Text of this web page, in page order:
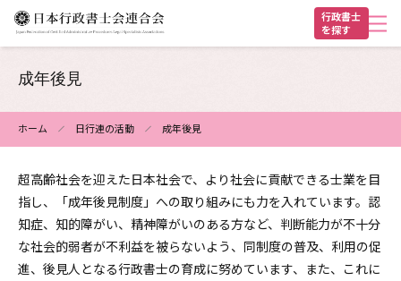
ン
行政書士
を探す
ヘ
ッ
ダ
成年後見
ン
く
ず
ホーム 日行連の活動 成年後見
超高齢社会を迎えた日本社会で、より社会に貢献できる士業を目
指し、「成年後見制度」への取り組みにも力を入れています。認
知症、知的障がい、精神障がいのある方など、判断能力が不十分
な社会的弱者が不利益を被らないよう、同制度の普及、利用の促
進、後見人となる行政書士の育成に努めています、また、これに